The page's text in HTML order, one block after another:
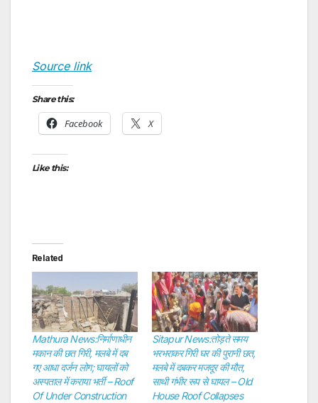
Source link
Share this:
Facebook X
Like this:
Related
Mathura News:निर्माणाधीन
मकान की छत गिरी, मलबे में दब
गए आधा दर्जन लोग; घायलों को
अस्पताल में कराया भर्ती – Roof
Of Under Construction
Sitapur News:तोड़ते समय
भरभराकर गिरी घर की पुरानी छत,
मलबे में दबकर मजदूर की मौत,
साथी गंभीर रूप से घायल – Old
House Roof Collapses